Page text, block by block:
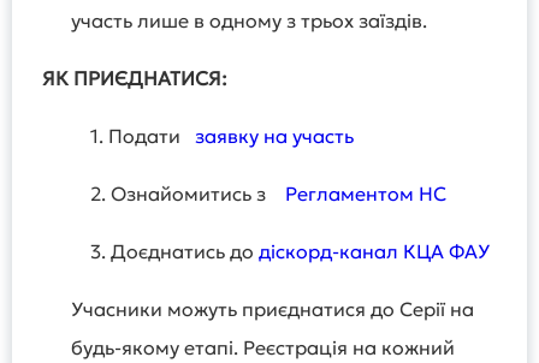
участь лише в одному з трьох заїздів.
ЯК ПРИЄДНАТИСЯ:
1. Подати заявку на участь
2. Ознайомитись з Регламентом НС
3. Доєднатись до діскорд-канал КЦА ФАУ
Учасники можуть приєднатися до Серії на
будь-якому етапі. Реєстрація на кожний